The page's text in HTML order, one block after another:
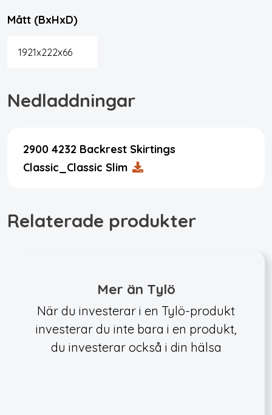
Mått (BxHxD)
1921x222x66
Nedladdningar
2900 4232 Backrest Skirtings
Classic_Classic Slim
Relaterade produkter
Mer än Tylö
När du investerar i en Tylö-produkt
investerar du inte bara i en produkt,
du investerar också i din hälsa